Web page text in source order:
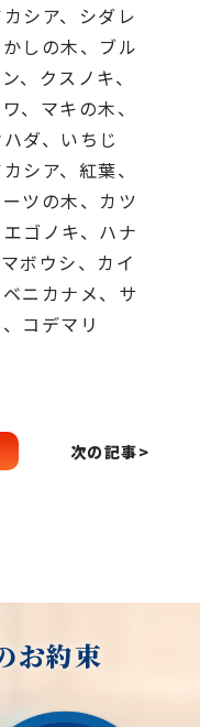
シア、 シダレ
しの木、ブル
、クスノキ、
、マキの木、
ダ、いちじ
シア、紅葉、
ツの木、カツ
エゴノキ、ハナ
ボウシ、カイ
ニカナメ、サ
コデマリ
次の記事>
お約束